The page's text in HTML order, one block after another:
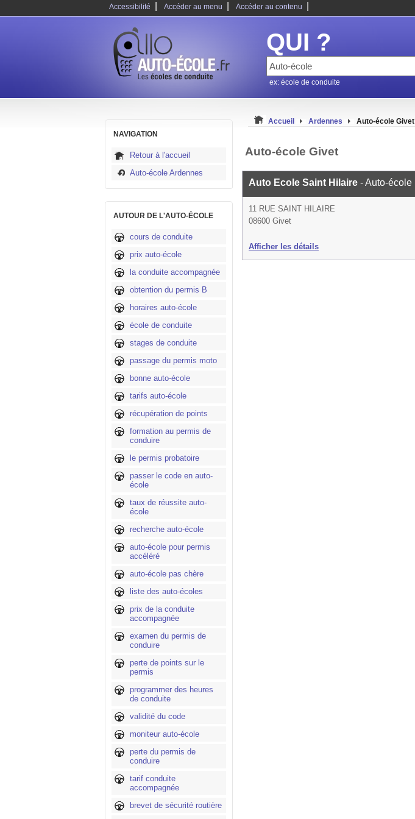
Accessibilité Accéder au menu Accéder au contenu
QUI ?
ex: école de conduite
NAVIGATION
Retour à l'accueil
Auto-école Ardennes
AUTOUR DE L'AUTO-ÉCOLE
cours de conduite
prix auto-école
la conduite accompagnée
obtention du permis B
horaires auto-école
école de conduite
stages de conduite
passage du permis moto
bonne auto-école
tarifs auto-école
récupération de points
formation au permis de
conduire
le permis probatoire
passer le code en auto-
école
taux de réussite auto-
école
recherche auto-école
auto-école pour permis
accéléré
auto-école pas chère
liste des auto-écoles
prix de la conduite
accompagnée
examen du permis de
conduire
perte de points sur le
permis
programmer des heures
de conduite
validité du code
moniteur auto-école
perte du permis de
conduire
tarif conduite
accompagnée
brevet de sécurité routière
Accueil Ardennes Auto-école Givet
Auto-école Givet
Auto Ecole Saint Hilaire - Auto-école
11 RUE SAINT HILAIRE
08600 Givet
Afficher les détails